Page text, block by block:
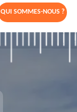
QUI SOMMES-NOUS ?